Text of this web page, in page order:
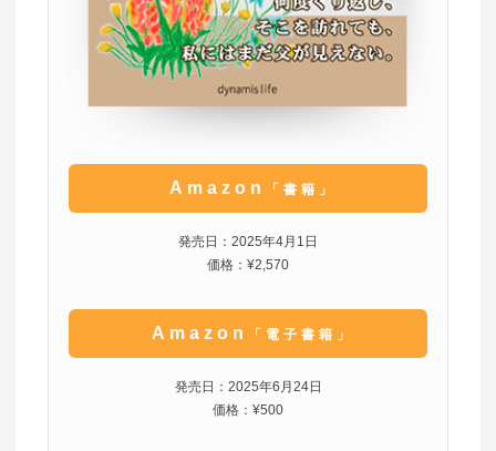
Amazon 「書籍」
発売日：2025年4月1日
価格：¥2,570
Amazon 「電子書籍」
発売日：2025年6月24日
価格：¥500